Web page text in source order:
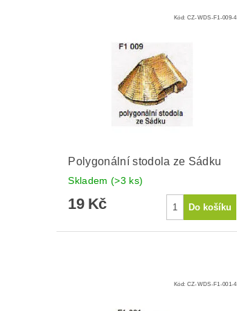
Kód: CZ-WDS-F1-009-4
Polygonální stodola ze Sádku
Skladem (>3 ks)
19 Kč
Kód: CZ-WDS-F1-001-4